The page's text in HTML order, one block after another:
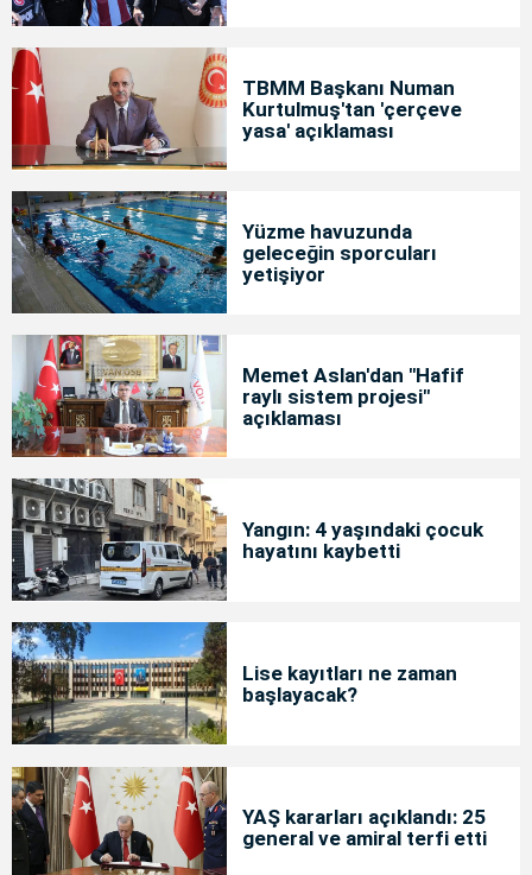
TBMM Başkanı Numan
Kurtulmuş'tan 'çerçeve
yasa' açıklaması
Yüzme havuzunda
geleceğin sporcuları
yetişiyor
Memet Aslan'dan "Hafif
raylı sistem projesi"
açıklaması
Yangın: 4 yaşındaki çocuk
hayatını kaybetti
Lise kayıtları ne zaman
başlayacak?
YAŞ kararları açıklandı: 25
general ve amiral terfi etti